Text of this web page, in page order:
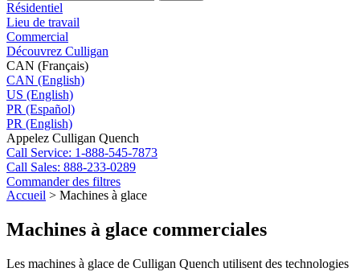
Résidentiel
Lieu de travail
Commercial
Découvrez Culligan
CAN (Français)
CAN (English)
US (English)
PR (Español)
PR (English)
Appelez Culligan Quench
Call Service: 1-888-545-7873
Call Sales: 888-233-0289
Commander des filtres
Accueil > Machines à glace
Machines à glace commerciales
Les machines à glace de Culligan Quench utilisent des technologies